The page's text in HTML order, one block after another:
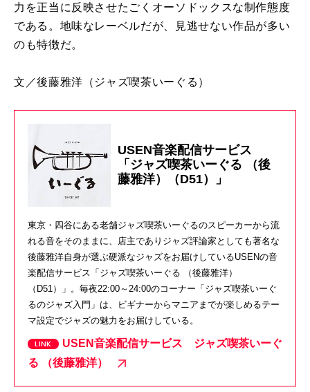
力を正当に反映させたごくオーソドックスな制作態度
である。地味なレーベルだが、見逃せない作品が多い
のも特徴だ。
文／後藤雅洋 （ジャズ喫茶いーぐる）
USEN音楽配信サービス
「ジャズ喫茶いーぐる （後
藤雅洋）（D51）」
東京・四谷にある老舗ジャズ喫茶いーぐるのスピーカーから流
れる音をそのままに、店主でありジャズ評論家としても著名な
後藤雅洋自身が選ぶ硬派なジャズをお届けしているUSENの音
楽配信サービス「ジャズ喫茶いーぐる （後藤雅洋）
（D51）」。毎夜22:00～24:00のコーナー「ジャズ喫茶いーぐ
るのジャズ入門」は、ビギナーからマニアまでが楽しめるテー
マ設定でジャズの魅力をお届けしている。
USEN音楽配信サービス ジャズ喫茶いーぐ
る （後藤雅洋）